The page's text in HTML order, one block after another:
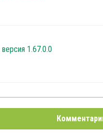
1.67.0.0